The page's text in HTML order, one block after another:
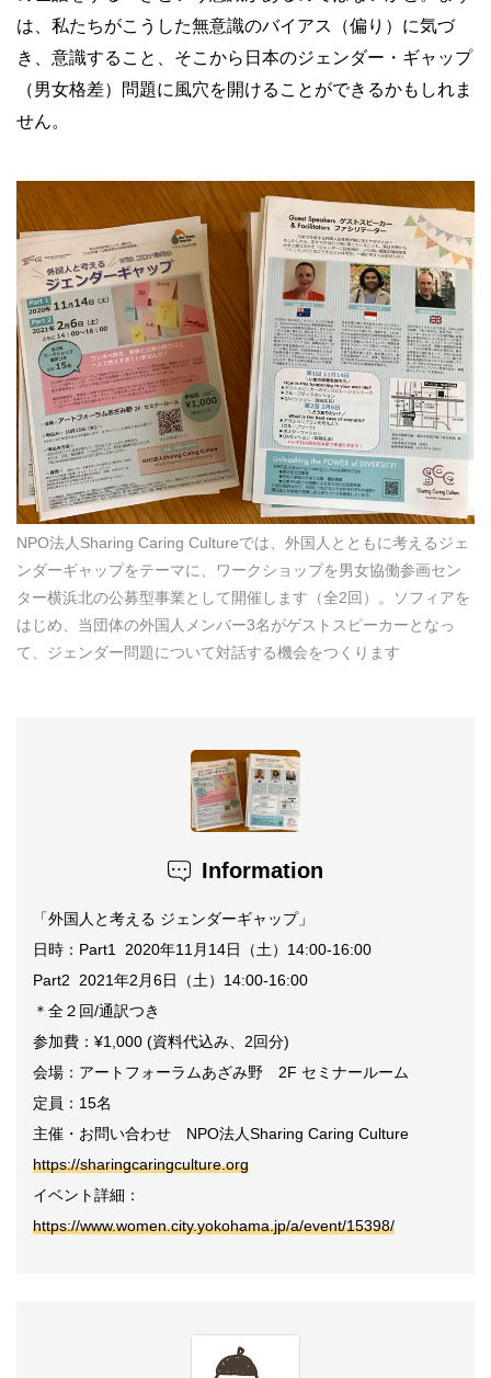
は、私たちがこうした無意識のバイアス（偏り）に気づ
き、意識すること、そこから日本のジェンダー・ギャップ
（男女格差）問題に風穴を開けることができるかもしれま
せん。
NPO法人Sharing Caring Cultureでは、外国人とともに考えるジェ
ンダーギャップをテーマに、ワークショップを男女協働参画セン
ター横浜北の公募型事業として開催します（全2回）。ソフィアを
はじめ、当団体の外国人メンバー3名がゲストスピーカーとなっ
て、ジェンダー問題について対話する機会をつくります
Information
「外国人と考える ジェンダーギャップ」
日時：Part1
2020年11月14日（土）14:00-16:00
Part2
2021年2月6日（土）14:00-16:00
＊全２回/通訳つき
参加費：¥1,000 (資料代込み、2回分)
会場：アートフォーラムあざみ野 2F セミナールーム
定員：15名
主催・お問い合わせ NPO法人Sharing Caring Culture
https://sharingcaringculture.org
イベント詳細：
https://www.women.city.yokohama.jp/a/event/15398/